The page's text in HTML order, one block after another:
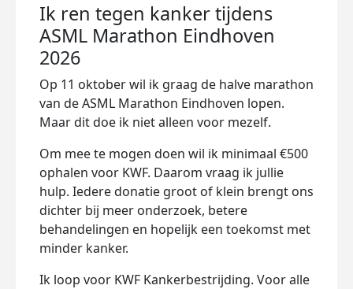
Ik ren tegen kanker tijdens
ASML Marathon Eindhoven
2026
Op 11 oktober wil ik graag de halve marathon
van de ASML Marathon Eindhoven lopen.
Maar dit doe ik niet alleen voor mezelf.
Om mee te mogen doen wil ik minimaal €500
ophalen voor KWF. Daarom vraag ik jullie
hulp. Iedere donatie groot of klein brengt ons
dichter bij meer onderzoek, betere
behandelingen en hopelijk een toekomst met
minder kanker.
Ik loop voor KWF Kankerbestrijding. Voor alle